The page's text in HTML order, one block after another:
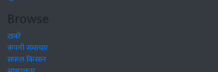
Browse
खबरें
कंपनी समाचार
सफल किसान